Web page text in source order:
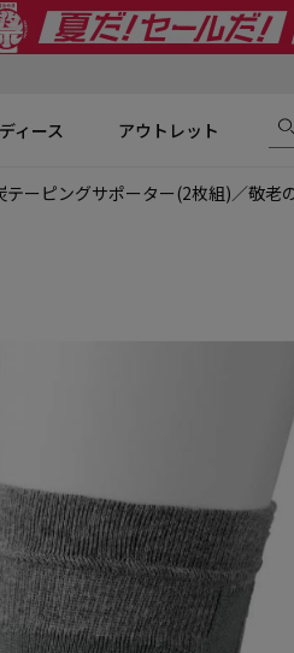
ィース アウトレット
テーピングサポーター(2枚組)／敬老